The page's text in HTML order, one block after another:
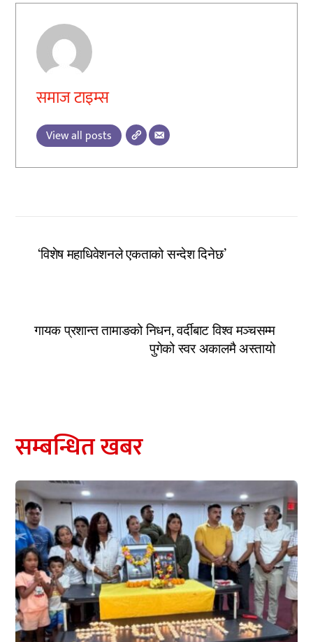
समाज टाइम्स
View all posts
‘विशेष महाधिवेशनले एकताको सन्देश दिनेछ’
गायक प्रशान्त तामाङको निधन, वर्दीबाट विश्व मञ्चसम्म
पुगेको स्वर अकालमै अस्तायो
सम्बन्धित खबर